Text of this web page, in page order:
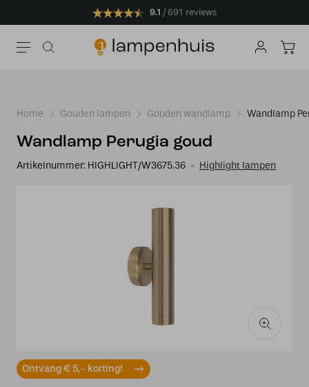
9.1 691 reviews
Home Gouden lampen Gouden wandlamp Wandlamp
Wandlamp Perugia goud
Artikelnummer: HIGHLIGHT/W3675.36 Highlight lampen
Ontvang € 5,- korting!